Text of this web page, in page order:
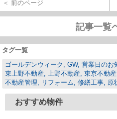
＜ 前のページ
記事一覧
タグ一覧
ゴールデンウィーク, GW, 営業日の
東上野不動産, 上野不動産, 東京不動
不動産管理, リフォーム, 修繕工事, 原
おすすめ物件